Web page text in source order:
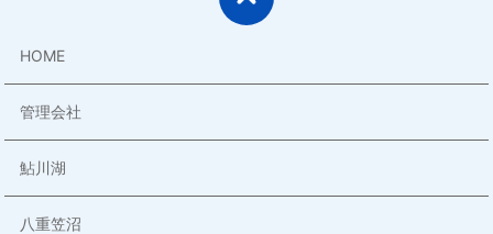
HOME
管理会社
鮎川湖
八重笠沼